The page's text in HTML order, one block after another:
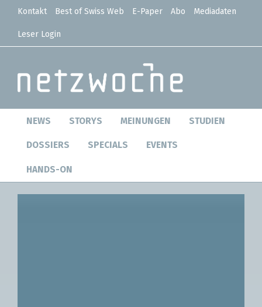
Kontakt Best of Swiss Web E-Paper Abo Mediadaten
Leser Login
NEWS STORYS MEINUNGEN STUDIEN
DOSSIERS SPECIALS EVENTS
HANDS-ON